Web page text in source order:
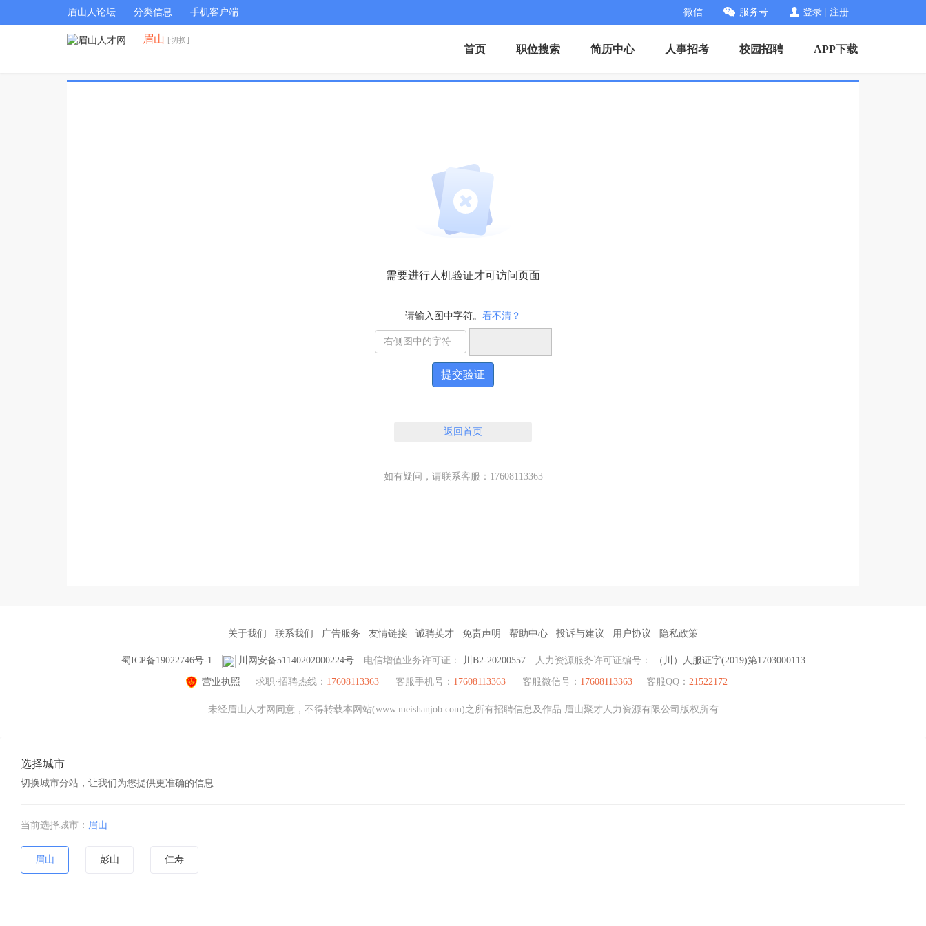
眉山人论坛 分类信息 手机客户端 微信 服务号 登录 注册
眉山 [切换]
首页 职位搜索 简历中心 人事招考 校园招聘 APP下载
需要进行人机验证才可访问页面
请输入图中字符。 看不清？
提交验证
返回首页
如有疑问，请联系客服：17608113363
关于我们 联系我们 广告服务 友情链接 诚聘英才 免责声明 帮助中心 投诉与建议 用户协议 隐私政策
蜀ICP备19022746号-1 川网安备51140202000224号 电信增值业务许可证： 川B2-20200557 人力资源服务许可证编号： （川）人服证字(2019)第1703000113
营业执照 求职·招聘热线： 17608113363 客服手机号： 17608113363 客服微信号： 17608113363 客服QQ： 21522172
未经眉山人才网同意，不得转载本网站(www.meishanjob.com)之所有招聘信息及作品 眉山聚才人力资源有限公司版权所有
选择城市
切换城市分站，让我们为您提供更准确的信息
当前选择城市： 眉山
眉山 彭山 仁寿